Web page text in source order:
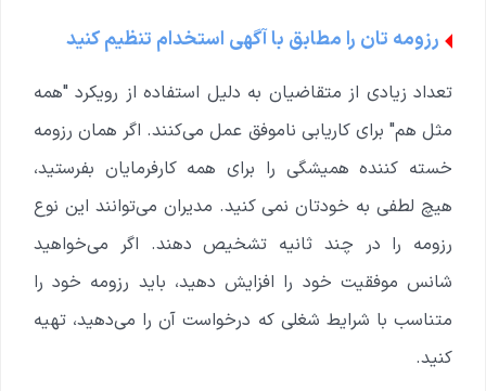
رزومه تان را مطابق با آگهی استخدام تنظیم کنید
تعداد زیادی از متقاضیان به دلیل استفاده از رویکرد "همه
مثل هم" برای کاریابی ناموفق عمل می‌کنند. اگر همان رزومه
خسته کننده همیشگی را برای همه کارفرمایان بفرستید،
هیچ لطفی به خودتان نمی کنید. مدیران می‌توانند این نوع
رزومه را در چند ثانیه تشخیص دهند. اگر می‌خواهید
شانس موفقیت خود را افزایش دهید، باید رزومه خود را
متناسب با شرایط شغلی که درخواست آن را می‌دهید، تهیه
کنید.